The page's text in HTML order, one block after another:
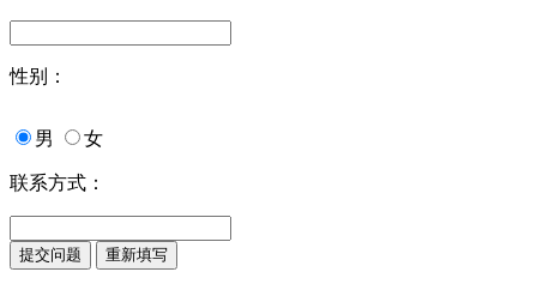
性别：
男 女
联系方式：